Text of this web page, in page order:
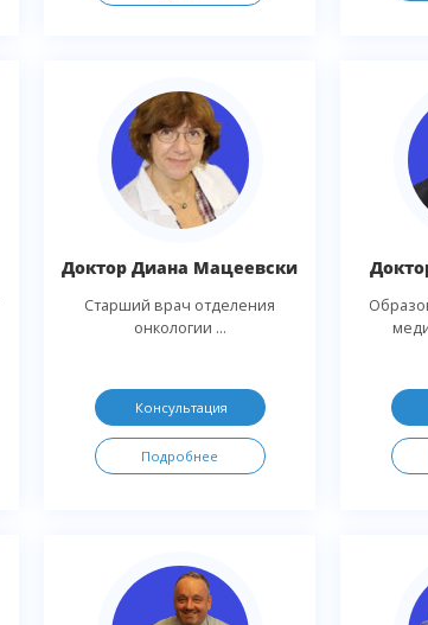
Доктор Диана Мацеевски
Старший врач отделения
онкологии ...
Консультация
Подробнее